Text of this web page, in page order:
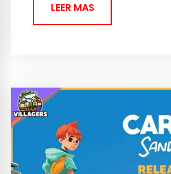
LEER MAS